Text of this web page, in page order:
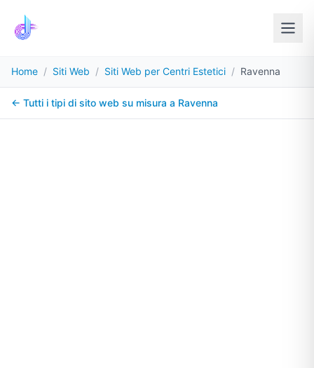
Home / Siti Web / Siti Web per Centri Estetici / Ravenna
← Tutti i tipi di sito web su misura a Ravenna